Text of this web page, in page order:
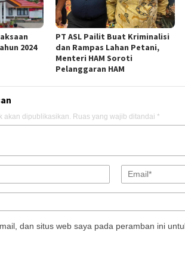
2024
PT ASL Pailit Buat Kriminalisi
dan Rampas Lahan Petani,
Menteri HAM Soroti
Pelanggaran HAM
akan dipublikasikan. Ruas yang wajib ditandai *
dan situs web saya pada peramban ini